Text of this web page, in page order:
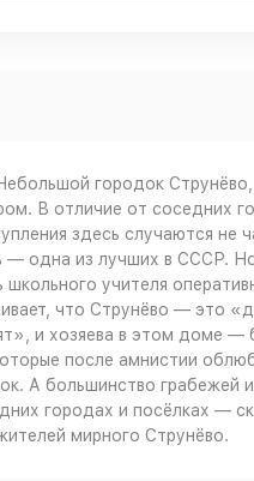
городок Струнёво,
В отличие от соседних
здесь случаются не
— одна из лучших в СССР.
школьного учителя
что Струнёво — это
и хозяева в этом доме —
после амнистии
А большинство грабежей
городах и посёлках —
мирного Струнёво.